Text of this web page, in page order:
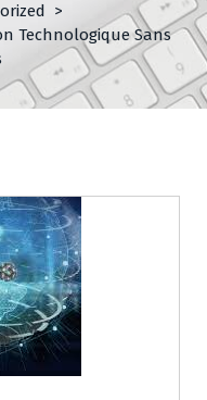
>
Technologique Sans